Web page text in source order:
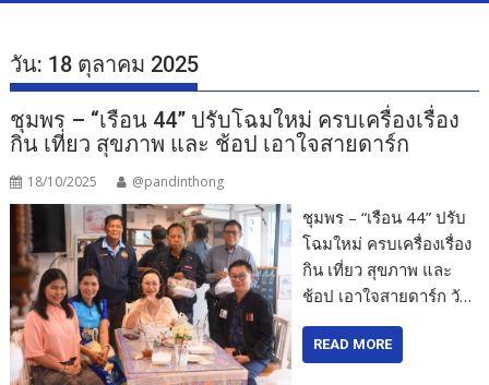
วัน: 18 ตุลาคม 2025
ชุมพร – “เรือน 44” ปรับโฉมใหม่ ครบเครื่องเรื่อง
กิน เที่ยว สุขภาพ และ ช้อป เอาใจสายดาร์ก
18/10/2025 @pandinthong
ชุมพร – “เรือน 44” ปรับ
โฉมใหม่ ครบเครื่องเรื่อง
กิน เที่ยว สุขภาพ และ
ช้อป เอาใจสายดาร์ก วั…
READ MORE